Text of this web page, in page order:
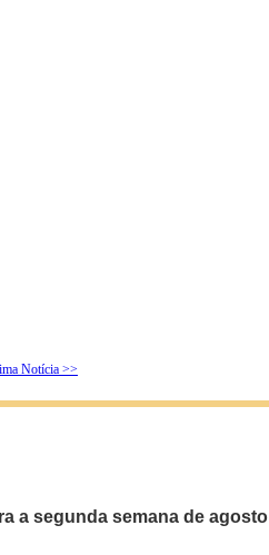
Notícia >>
a segunda semana de agosto